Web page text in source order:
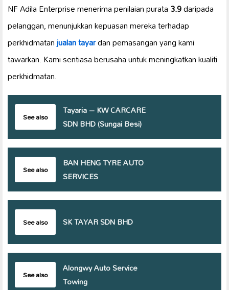
NF Adila Enterprise menerima penilaian purata3.9daripada
pelanggan, menunjukkan kepuasan mereka terhadap
perkhidmatanjualan tayardan pemasangan yang kami
tawarkan. Kami sentiasa berusaha untuk meningkatkan kualiti
perkhidmatan.
See also
Tayaria – KW CARCARE
SDN BHD (Sungai Besi)
See also
BAN HENG TYRE AUTO
SERVICES
See also SK TAYAR SDN BHD
See also
Alongwy Auto Service
Towing